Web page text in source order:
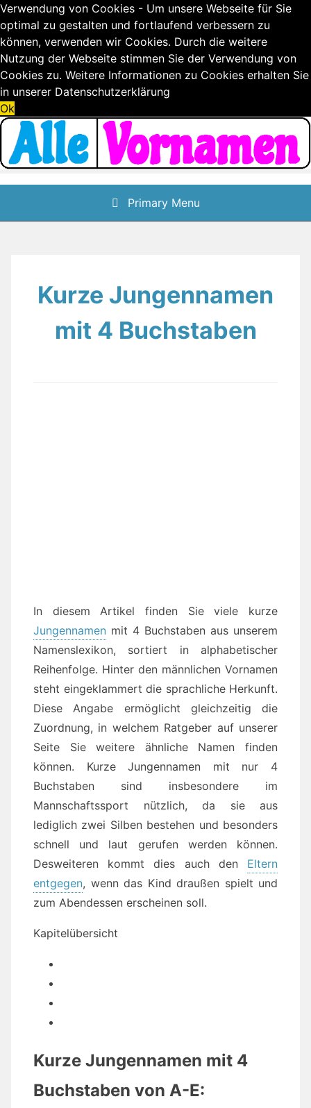
Verwendung von Cookies - Um unsere Webseite für Sie
optimal zu gestalten und fortlaufend verbessern zu
können, verwenden wir Cookies. Durch die weitere
Nutzung der Webseite stimmen Sie der Verwendung von
Cookies zu. Weitere Informationen zu Cookies erhalten Sie
in unserer Datenschutzerklärung
Ok
Skip
content
Primary Menu
Kurze Jungennamen
mit 4 Buchstaben
In diesem Artikel finden Sie viele kurze
Jungennamen mit 4 Buchstaben aus unserem
Namenslexikon, sortiert in alphabetischer
Reihenfolge. Hinter den männlichen Vornamen
steht eingeklammert die sprachliche Herkunft.
Diese Angabe ermöglicht gleichzeitig die
Zuordnung, in welchem Ratgeber auf unserer
Seite Sie weitere ähnliche Namen finden
können. Kurze Jungennamen mit nur 4
Buchstaben sind insbesondere im
Mannschaftssport nützlich, da sie aus
lediglich zwei Silben bestehen und besonders
schnell und laut gerufen werden können.
Desweiteren kommt dies auch den Eltern
entgegen, wenn das Kind draußen spielt und
zum Abendessen erscheinen soll.
Kapitelübersicht
Kurze Jungennamen mit 4
Buchstaben von A-E: